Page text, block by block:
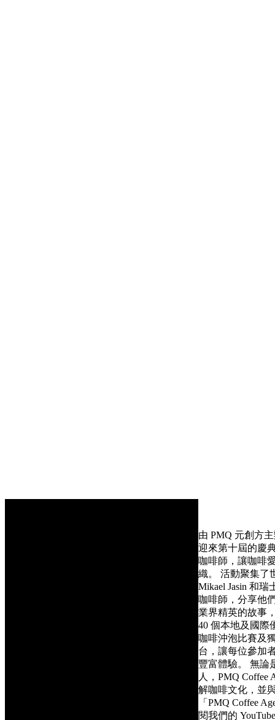
由 PMQ 元創方
迎來第十屆的慶
咖啡師，讓咖啡
織。 活動聚集了
Mikael Jasin 和
咖啡師，分享他
業界精英的故事
40 個本地及國際
咖啡沖泡比賽及
台，讓每位參加
豐富體驗。 無論
人，PMQ Coffee
解咖啡文化，並
「PMQ Coffee
閱我們的